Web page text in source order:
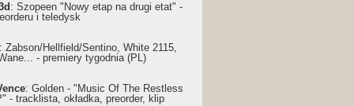
: Szopeen "Nowy etap na drugi etat" -
i teledysk
: Żabson/Hellfield/Sentino, White 2115,
- premiery tygodnia (PL)
: Golden - "Music Of The Restless
- tracklista, okładka, preorder, klip